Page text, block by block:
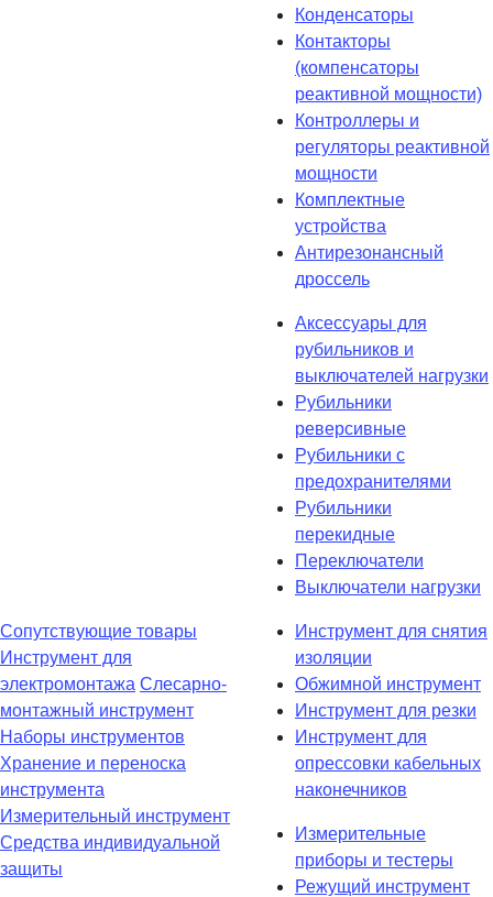
Конденсаторы
Контакторы
(компенсаторы
реактивной мощности)
Контроллеры и
регуляторы реактивной
мощности
Комплектные
устройства
Антирезонансный
дроссель
Аксессуары для
рубильников и
выключателей нагрузки
Рубильники
реверсивные
Рубильники с
предохранителями
Рубильники
перекидные
Переключатели
Выключатели нагрузки
Сопутствующие товары
Инструмент для
электромонтажа Слесарно-
монтажный инструмент
Наборы инструментов
Хранение и переноска
инструмента
Измерительный инструмент
Средства индивидуальной
защиты
Инструмент для снятия
изоляции
Обжимной инструмент
Инструмент для резки
Инструмент для
опрессовки кабельных
наконечников
Измерительные
приборы и тестеры
Режущий инструмент